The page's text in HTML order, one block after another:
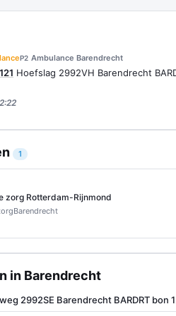
P2 Ambulance Barendrecht
Hoefslag 2992VH Barendrecht
1
zorg Rotterdam-Rijnmond
Barendrecht
in Barendrecht
2992SE Barendrecht BARDRT bon